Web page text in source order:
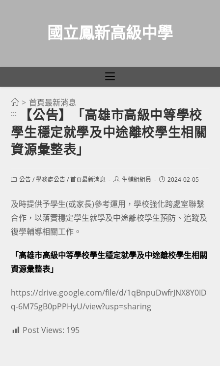
國立鳳新高級中學
> 首頁最新消息
:::
【公告】「高雄市高級中等學校
學生穩定就學及中途離校學生相關
資源彙整表」
Post公告 / 學務處公告 / 首頁最新消息
Post生輔組組員
Post2024-02-05
及時提供予學生(或家長)參考運用，學校強化跨處室聯繫
合作，以落實穩定學生就學及中途離校學生預防、追蹤及
復學輔導相關工作。
「高雄市高級中等學校學生穩定就學及中途離校學生相關
資源彙整表」
https://drive.google.com/file/d/1qBnpuDwfrJNX8Y0ID
q-6M75gB0pPPHyU/view?usp=sharing
Post Views: 195